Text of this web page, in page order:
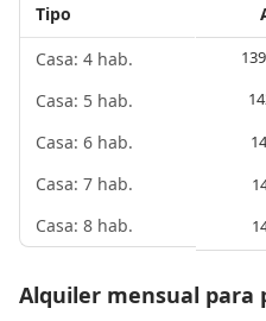
Tipo
Casa: 4 hab.
Casa: 5 hab.
Casa: 6 hab.
Casa: 7 hab.
Casa: 8 hab.
Alquiler mensual para